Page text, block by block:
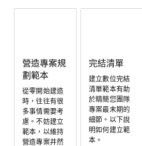
營造專案規
劃範本
從零開始建造
時，往往有很
多事情需要考
慮。不妨建立
範本，以維持
營造專案井然
完結清單
建立數位完結
清單範本有助
於精簡您團隊
專案最末期的
細節。以下說
明如何建立範
本。